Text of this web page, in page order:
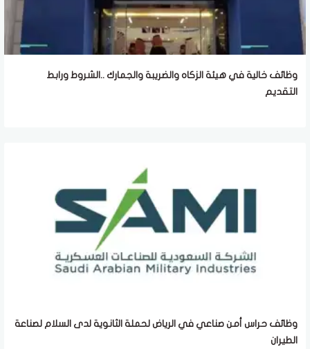
وظائف خالية في هيئة الزكاه والضريبة والجمارك ..الشروط ورابط
التقديم
وظائف حراس أمن صناعي في الرياض لحملة الثانوية لدى السلام لصناعة
الطيران